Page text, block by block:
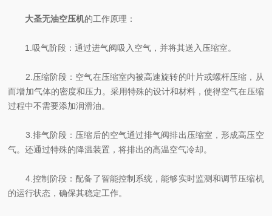
大圣无油空压机的工作原理：
1.吸气阶段：通过进气阀吸入空气，并将其送入压缩室。
2.压缩阶段：空气在压缩室内被高速旋转的叶片或螺杆压缩，从
而增加气体的密度和压力。采用特殊的设计和材料，使得空气在压缩
过程中不需要添加润滑油。
3.排气阶段：压缩后的空气通过排气阀排出压缩室，形成高压空
气。还通过特殊的降温装置，将排出的高温空气冷却。
4.控制阶段：配备了智能控制系统，能够实时监测和调节压缩机
的运行状态，确保其稳定工作。